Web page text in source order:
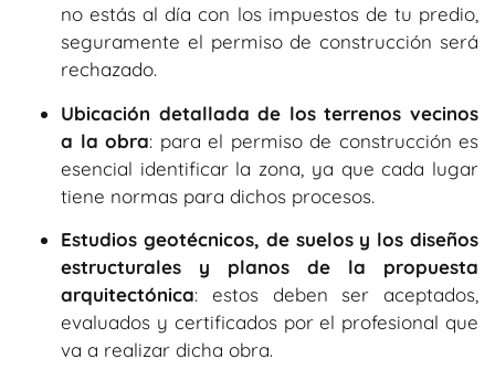
no estás al día con los impuestos de tu predio,
seguramente el permiso de construcción será
rechazado.
Ubicación detallada de los terrenos vecinos
a la obra: para el permiso de construcción es
esencial identificar la zona, ya que cada lugar
tiene normas para dichos procesos.
Estudios geotécnicos, de suelos y los diseños
estructurales y planos de la propuesta
arquitectónica: estos deben ser aceptados,
evaluados y certificados por el profesional que
va a realizar dicha obra.